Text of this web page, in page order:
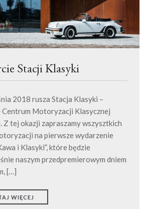
Stacji Klasyki
2018 rusza Stacja Klasyki –
Centrum Motoryzacji Klasycznej
Z tej okazji zapraszamy wszysztkich
na pierwsze wydarzenie
i Klasyki”, które będzie
naszym przedpremierowym dniem
[…]
WIĘCEJ